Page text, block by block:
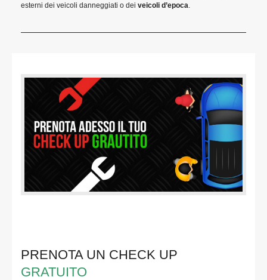
esterni dei veicoli danneggiati o dei veicoli d’epoca
PRENOTA UN CHECK UP
GRATUITO